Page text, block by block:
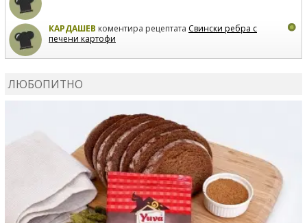
КАРДАШЕВ коментира рецептата Свински ребра с
печени картофи
ЛЮБОПИТНО